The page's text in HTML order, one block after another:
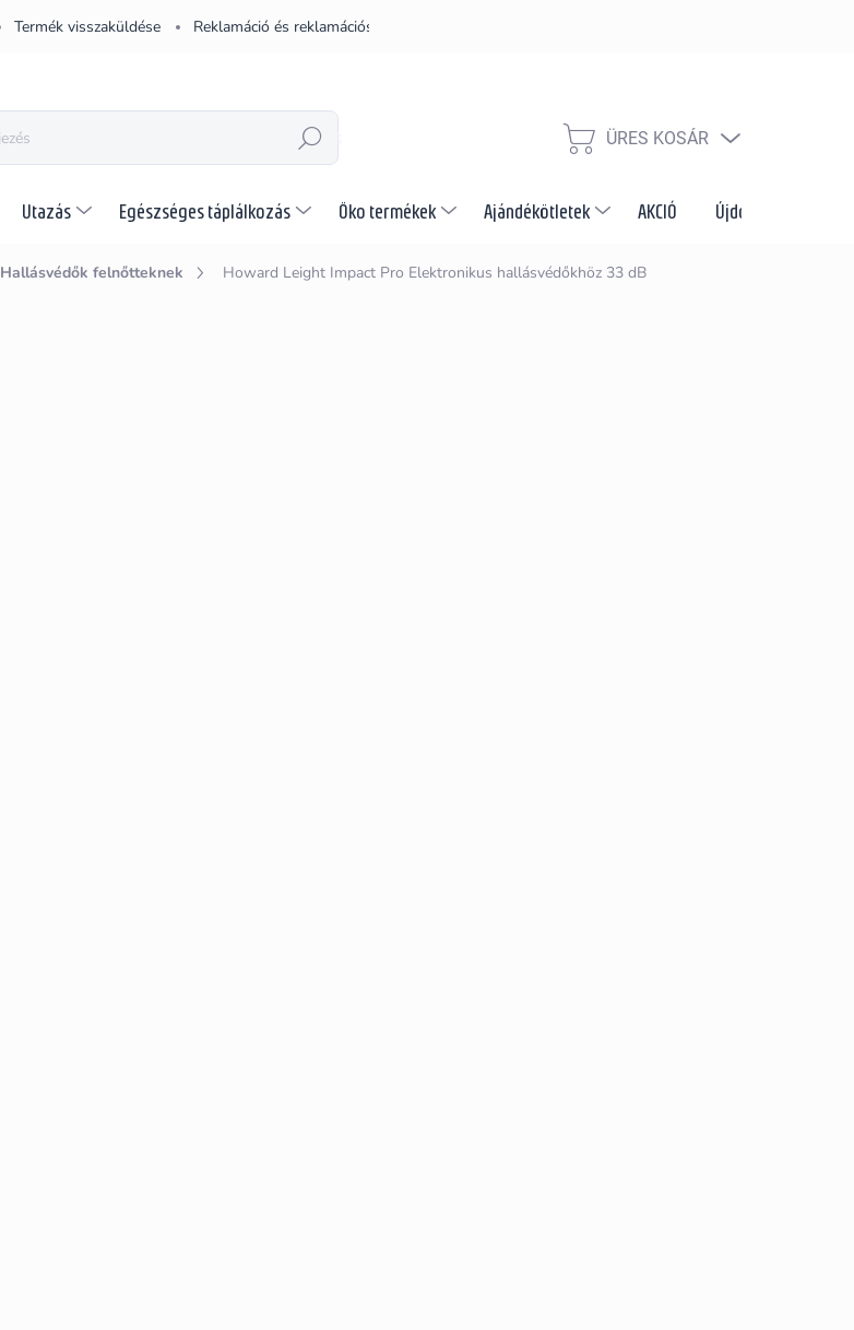
Termék visszaküldése Reklamáció és reklamációs szabályzat
KERESÉS KOSÁR
ÜRES KOSÁR
Utazás Egészséges táplálkozás Öko termékek Ajándékötletek AKCIÓ Újdonságok
Hallásvédők felnőtteknek Howard Leight Impact Pro Elektronikus hallásvédőkhöz 33 dB